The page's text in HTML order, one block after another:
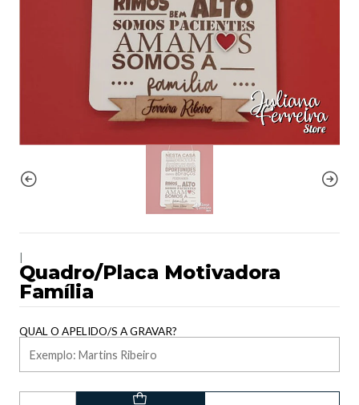
Quadro/Placa Motivadora
Família
QUAL O APELIDO/S A GRAVAR?